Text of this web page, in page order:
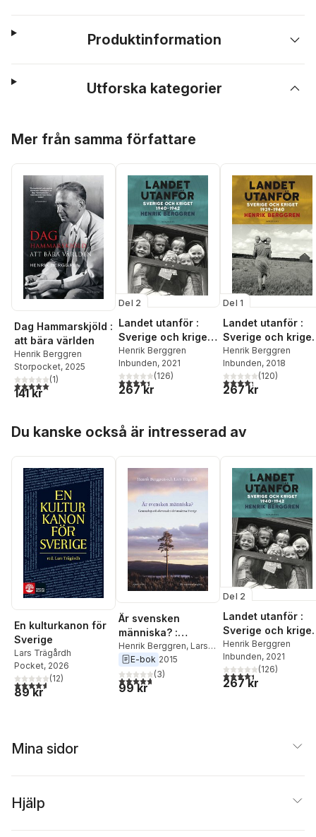
Produktinformation
Utforska kategorier
Mer från samma författare
Dag Hammarskjöld :
att bära världen
Henrik Berggren
Storpocket, 2025
5,0utav 5 stjärnor. Totalt antal röster:
(1)
141 kr
Del 2
Landet utanför :
Sverige och kriget
1940-1942
Henrik Berggren
Inbunden, 2021
4,4utav 5 stjärnor. Totalt antal röster:
(126)
267 kr
Del 1
Landet utanför :
Sverige och kriget
1939-1940
Henrik Berggren
Inbunden, 2018
4,3utav 5 stjärnor.
(120)
267 kr
Du kanske också är intresserad av
En kulturkanon för
Sverige
Lars Trägårdh
Pocket, 2026
4,6utav 5 stjärnor. Totalt antal röster:
(12)
89 kr
Är svensken
människa? :
gemenskap och
oberoende i det
moderna Sverige
Henrik Berggren, Lars
Trägårdh
E-bok 2015
4,7utav 5 stjärnor. Totalt antal röster:
(3)
99 kr
Del 2
Landet utanför :
Sverige och kriget
1940-1942
Henrik Berggren
Inbunden, 2021
4,4utav 5 stjärnor.
(126)
267 kr
Mina sidor
Hjälp